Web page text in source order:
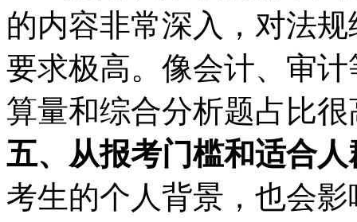
的内容非常深入，对法
要求极高。像会计、审
算量和综合分析题占比很
五、从报考门槛和适合
考生的个人背景，也会